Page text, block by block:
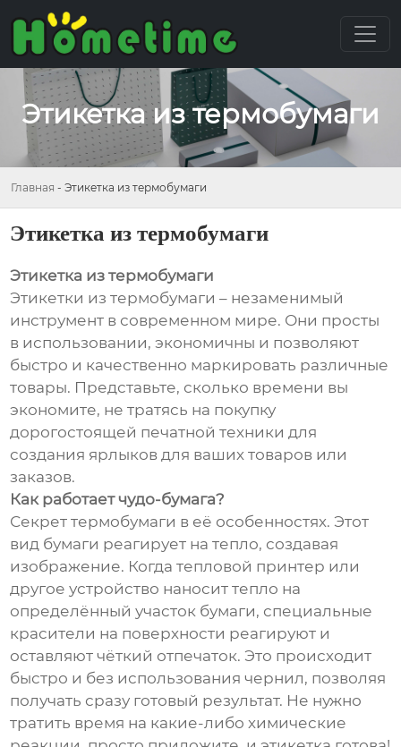
Этикетка из термобумаги
Главная - Этикетка из термобумаги
Этикетка из термобумаги
Этикетка из термобумаги
Этикетки из термобумаги – незаменимый
инструмент в современном мире. Они просты
в использовании, экономичны и позволяют
быстро и качественно маркировать различные
товары. Представьте, сколько времени вы
экономите, не тратясь на покупку
дорогостоящей печатной техники для
создания ярлыков для ваших товаров или
заказов.
Как работает чудо-бумага?
Секрет термобумаги в её особенностях. Этот
вид бумаги реагирует на тепло, создавая
изображение. Когда тепловой принтер или
другое устройство наносит тепло на
определённый участок бумаги, специальные
красители на поверхности реагируют и
оставляют чёткий отпечаток. Это происходит
быстро и без использования чернил, позволяя
получать сразу готовый результат. Не нужно
тратить время на какие-либо химические